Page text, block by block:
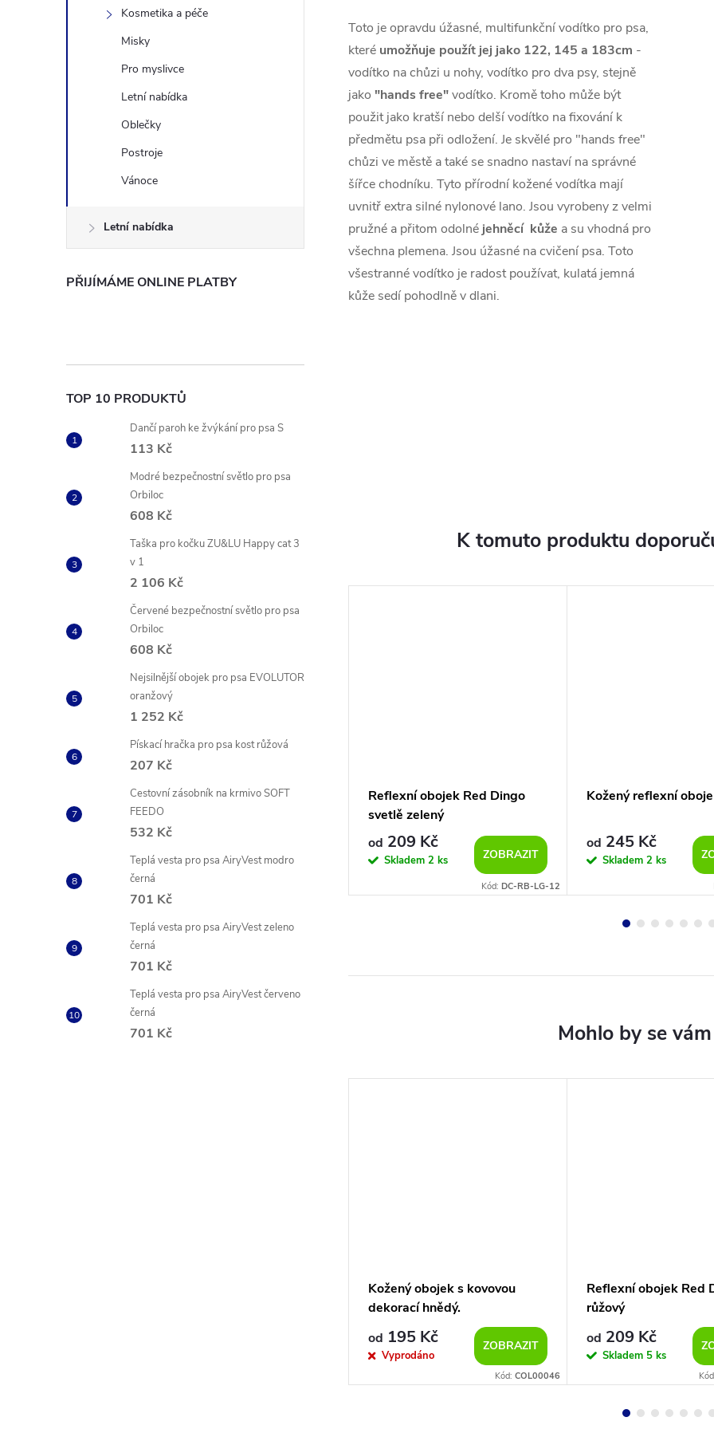
Kosmetika a péče
Misky
Pro myslivce
Letní nabídka
Oblečky
Postroje
Vánoce
Letní nabídka
PŘIJÍMÁME ONLINE PLATBY
TOP 10 PRODUKTŮ
Dančí paroh ke žvýkání pro psa S
113 Kč
Modré bezpečnostní světlo pro psa
Orbiloc
608 Kč
Taška pro kočku ZU&LU Happy cat 3
v 1
2 106 Kč
Červené bezpečnostní světlo pro psa
Orbiloc
608 Kč
Nejsilnější obojek pro psa EVOLUTOR
oranžový
1 252 Kč
Pískací hračka pro psa kost růžová
207 Kč
Cestovní zásobník na krmivo SOFT
FEEDO
532 Kč
Teplá vesta pro psa AiryVest modro
černá
701 Kč
Teplá vesta pro psa AiryVest zeleno
černá
701 Kč
Teplá vesta pro psa AiryVest červeno
černá
701 Kč
Toto je opravdu úžasné, multifunkčnívodítko pro psa,
které umožňuje použít jej jako 122, 145 a 183cm -
vodítko nachůzi u nohy, vodítko pro dva psy, stejně
jako "hands free"vodítko. Kromě toho může být
použit jako kratší nebo delšívodítko nafixování k
předmětu psa při odložení. Je skvělé pro "hands free"
chůzi ve městě ataké se snadno nastaví na správné
šířcechodníku. Tyto přírodní koženévodítka mají
uvnitřextra silné nylonové lano. Jsou vyrobenyz velmi
pružné a přitom odolné jehněcí kůže a su vhodná pro
všechna plemena. Jsou úžasné na cvičení psa. Toto
všestrannévodítko je radost používat, kulatá jemná
kůže sedí pohodlněvdlani.
K tomuto produktu
DC-RB-GR-12
Kulatý stahovací bílý obojek
199 Kč
Vyprodáno ZOBRAZIT
Reflexní obojek Red Dingo
svetlě zelený
od 209 Kč
Skladem 2 ks ZOBRAZIT
Kód: DC-RB-LG-12
Kožený reflexní
od 245 Kč
Skladem 2 ks
Kožený obojek s kovovou
dekorací hnědý.
od 195 Kč
Vyprodáno
ZOBRAZIT
Kód: COL00046
Reflexní obojek Red
růžový
od 209 Kč
Skladem 5 ks